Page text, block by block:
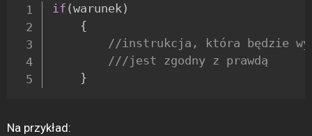
if (warunek )
{
//instrukcja, która będzie
///jest zgodny z prawdą
}
Na przykład: